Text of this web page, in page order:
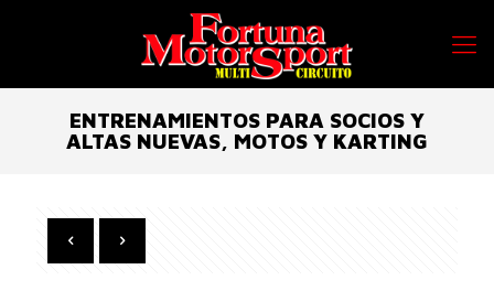
ENTRENAMIENTOS PARA SOCIOS Y
ALTAS NUEVAS, MOTOS Y KARTING